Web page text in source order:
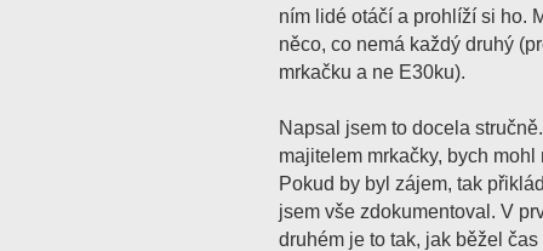
ním lidé otáčí a prohlíží si ho.
něco, co nemá každý druhý
mrkačku a ne E30ku).
Napsal jsem to docela
majitelem mrkačky, bych mohl
Pokud by byl zájem, tak
jsem vše zdokumentoval. V
druhém je to tak, jak běžel